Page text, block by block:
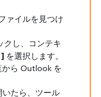
ァイルを見つけ
クし、コンテキ
を選択します。
から Outlook を
たら、ツール